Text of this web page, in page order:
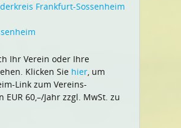
Frankfurt-Sossenheim
Ihr Verein oder Ihre
Klicken Sie hier, um
Link zum Vereins-
EUR 60,–/Jahr zzgl. MwSt. zu